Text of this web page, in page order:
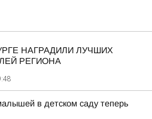
НАГРАДИЛИ ЛУЧШИХ
РЕГИОНА
в детском саду теперь